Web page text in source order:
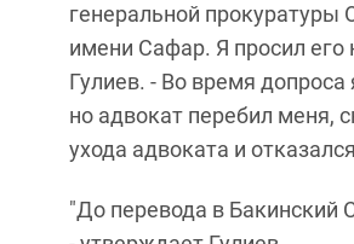
генеральной
имени Сафар. Я просил его
Гулиев. - Во время
но адвокат перебил меня,
ухода адвоката и
"До перевода в Бакинский